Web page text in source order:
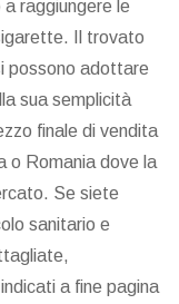
raggiungere le
Il trovato
possono adottare
sua semplicità
finale di vendita
o Romania dove la
Se siete
sanitario e
a fine pagina